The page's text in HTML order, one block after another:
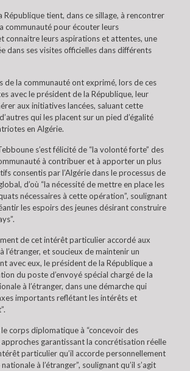
République tient, dans ce sillage, à rencontrer
communauté pour écouter leurs
connaitre leurs aspirations et attentes, une
dans ses visites officielles dans différents
de la communauté ont exprimé, lors de ces
avec le président de la République, leur
aux initiatives lancées, saluant cette
qui les placent sur un pied d’égalité
en Algérie.
s’est félicité de “la volonté forte” des
à contribuer et à apporter un plus
consentis par l’Algérie dans le processus de
d’où “la nécessité de mettre en place les
nécessaires à cette opération”, soulignant
les espoirs des jeunes désirant construire
de cet intérêt particulier accordé aux
l’étranger, et soucieux de maintenir un
avec eux, le président de la République a
du poste d’envoyé spécial chargé de la
à l’étranger, dans une démarche qui
importants reflétant les intérêts et
corps diplomatique à “concevoir des
garantissant la concrétisation réelle
particulier qu’il accorde personnellement
à l’étranger”, soulignant qu’il s’agit